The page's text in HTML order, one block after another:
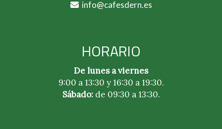
info
cafesdern.es
HORARIO
De lunes a viernes
9:00 a 13:30 y 16:30 a 19:30.
Sábado:de 09:30 a 13:30.